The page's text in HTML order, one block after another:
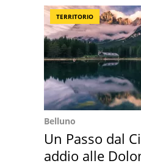
TERRITORIO
Belluno
Un Passo dal
addio alle